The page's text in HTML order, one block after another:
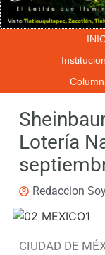
Lotería
Redaccion
CIUDAD DE